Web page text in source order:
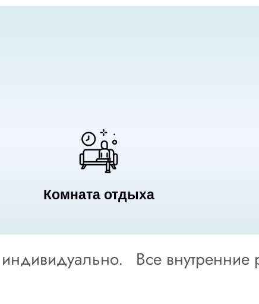
Комната отдыха
Все